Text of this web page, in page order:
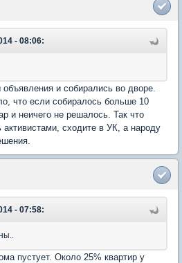
- 08:06:
и собирались во дворе.
что если собиралось больше 10
и неичего не решалось. Так что
сходите в УК, а народу
- 07:58:
пустует. Около 25% квартир у